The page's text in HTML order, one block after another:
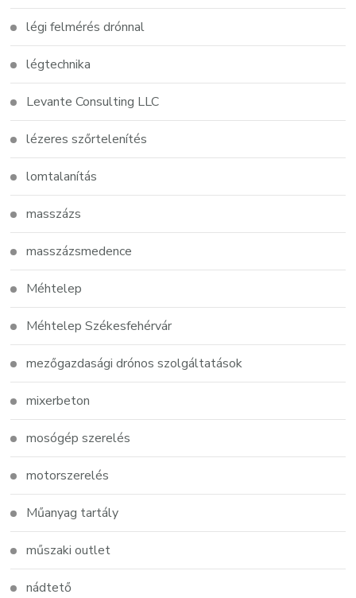
légi felmérés drónnal
légtechnika
Levante Consulting LLC
lézeres szőrtelenítés
lomtalanítás
masszázs
masszázsmedence
Méhtelep
Méhtelep Székesfehérvár
mezőgazdasági drónos szolgáltatások
mixerbeton
mosógép szerelés
motorszerelés
Műanyag tartály
műszaki outlet
nádtető